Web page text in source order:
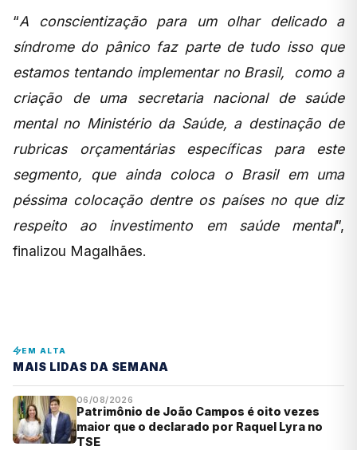
“A conscientização para um olhar delicado a
síndrome do pânico faz parte de tudo isso que
estamos tentando implementar no Brasil, como a
criação de uma secretaria nacional de saúde
mental no Ministério da Saúde, a destinação de
rubricas orçamentárias específicas para este
segmento, que ainda coloca o Brasil em uma
péssima colocação dentre os países no que diz
respeito ao investimento em saúde mental”,
finalizou Magalhães.
EM ALTA
MAIS LIDAS DA SEMANA
06/08/2026
Patrimônio de João Campos é oito vezes
maior que o declarado por Raquel Lyra no
TSE